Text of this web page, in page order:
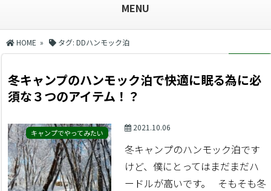
MENU
HOME » タグ: DDハンモック泊
冬キャンプのハンモック泊で快適に眠る為に必
須な３つのアイテム！？
キャンプでやってみたい
2021.10.06
冬キャンプのハンモック泊です
けど、僕にとってはまだまだハ
ードルが高いです。 そもそも冬